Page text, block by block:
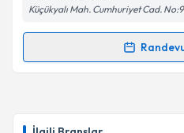
Küçükyalı Mah. Cumhuriyet Cad. No:9
Randevu Takvimi